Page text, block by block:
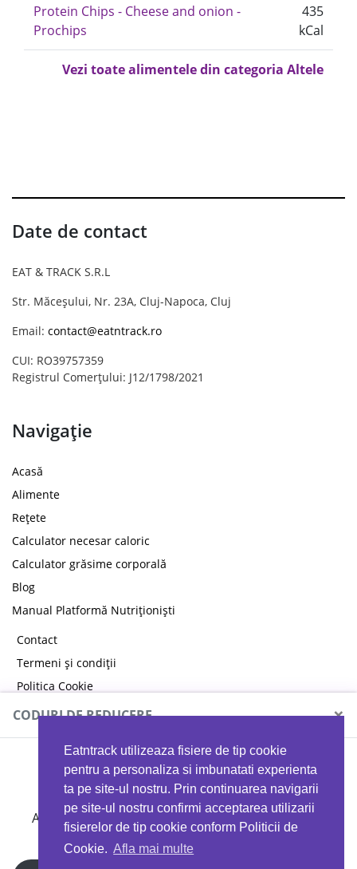
Eatntrack utilizeaza fisiere de tip cookie
pentru a personaliza si imbunatati experienta
ta pe site-ul nostru. Prin continuarea navigarii
pe site-ul nostru confirmi acceptarea utilizarii
fisierelor de tip cookie conform Politicii de
Cookie. Afla mai multe
Protein Chips - Cheese and onion -
Prochips
435
kCal
Vezi toate alimentele din categoria Altele
Date de contact
EAT & TRACK S.R.L
Str. Măceșului, Nr. 23A, Cluj-Napoca, Cluj
Email: contact@eatntrack.ro
CUI: RO39757359
Registrul Comerțului: J12/1798/2021
Navigație
Acasă
Alimente
Rețete
Calculator necesar caloric
Calculator grăsime corporală
Blog
Manual Platformă Nutriționiști
Contact
Termeni și condiții
Politica Cookie
Politica de confidențialitate
CODURI DE REDUCERE ×
MYPROTEIN
Ai 40%reducere la orice comandă folosind codul
EATTRACK